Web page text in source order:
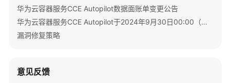
南
集
集
华为云容器服务CCE Autopilot数据面账单变更公告
华为云容器服务CCE Autopilot于2024年9月30日00:00（北京时间）转商
漏洞修复策略
意见反馈